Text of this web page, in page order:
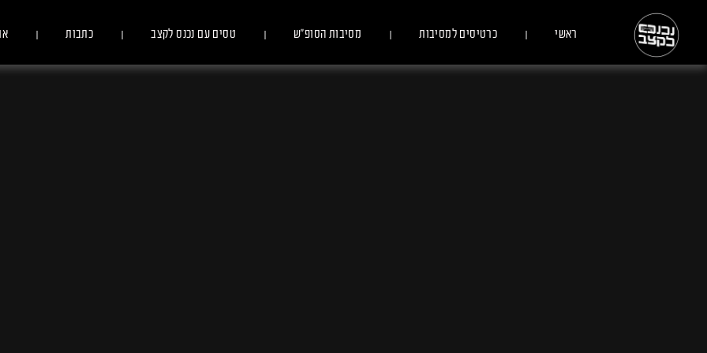
ראשי כרטיסים למסיבות מסיבות הסופ״ש טסים עם נכנס לקצב כתבות